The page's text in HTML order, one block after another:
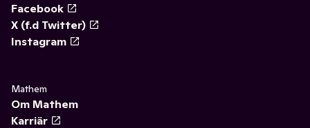
Facebook
X (f.d Twitter)
Instagram
Mathem
Om Mathem
Karriär